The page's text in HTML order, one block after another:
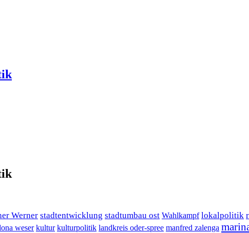
Werner stadtentwicklung stadtumbau ost Wahlkampf lokalpolitik
weser kultur kulturpolitik landkreis oder-spree manfred zalenga